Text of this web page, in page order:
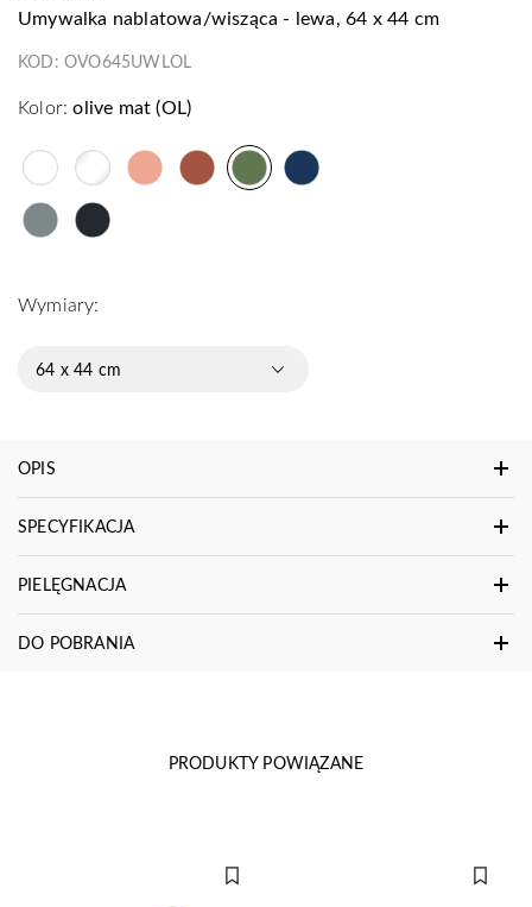
umywalka nablatowa/wisząca - lewa, 64 x 44 cm
KOD: OVO645UWLOL
Kolor: olive mat (OL)
Wymiary:
64 x 44 cm
OPIS
SPECYFIKACJA
PIELĘGNACJA
DO POBRANIA
PRODUKTY POWIĄZANE